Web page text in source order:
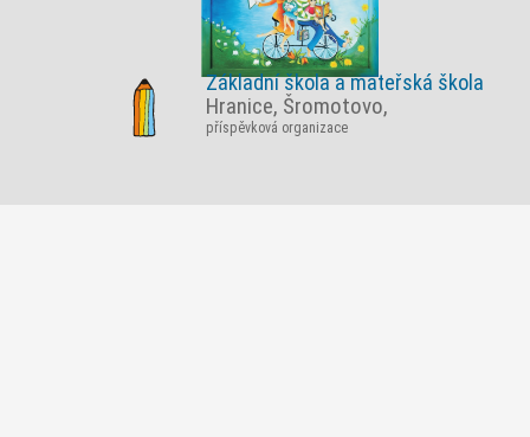
Základní škola a mateřská škola
Hranice, Šromotovo,
příspěvková organizace